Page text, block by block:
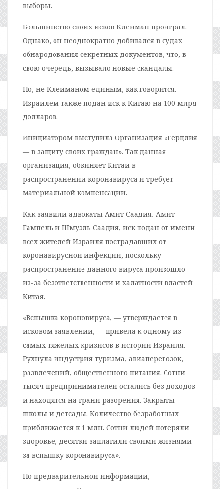
выборы.
Большинство своих исков Клейман проиграл.
Однако, он неоднократно добивался в судах
обнародования секретных документов, что, в
свою очередь, вызывало новые скандалы.
Но, не Клейманом единым, как говорится.
Израилем также подан иск к Китаю на 100 млрд
долларов.
Инициатором выступила Организация «Герцлия
— в защиту своих граждан». Так данная
организация, обвиняет Китай в
распространении коронавируса и требует
материальной компенсации.
Как заявили адвокаты Амит Саадия, Амит
Гампель и Шмуэль Саадия, иск подан от имени
всех жителей Израиля пострадавших от
коронавирусной инфекции, поскольку
распространение данного вируса произошло
из-за безответственности и халатности властей
Китая.
«Вспышка короновируса, — утверждается в
исковом заявлении, — привела к одному из
самых тяжелых кризисов в истории Израиля.
Рухнула индустрия туризма, авиаперевозок,
развлечений, общественного питания. Сотни
тысяч предпринимателей остались без доходов
и находятся на грани разорения. Закрыты
школы и детсады. Количество безработных
приближается к 1 млн. Сотни людей потеряли
здоровье, десятки заплатили своими жизнями
за вспышку коронавируса».
По предварительной информации,